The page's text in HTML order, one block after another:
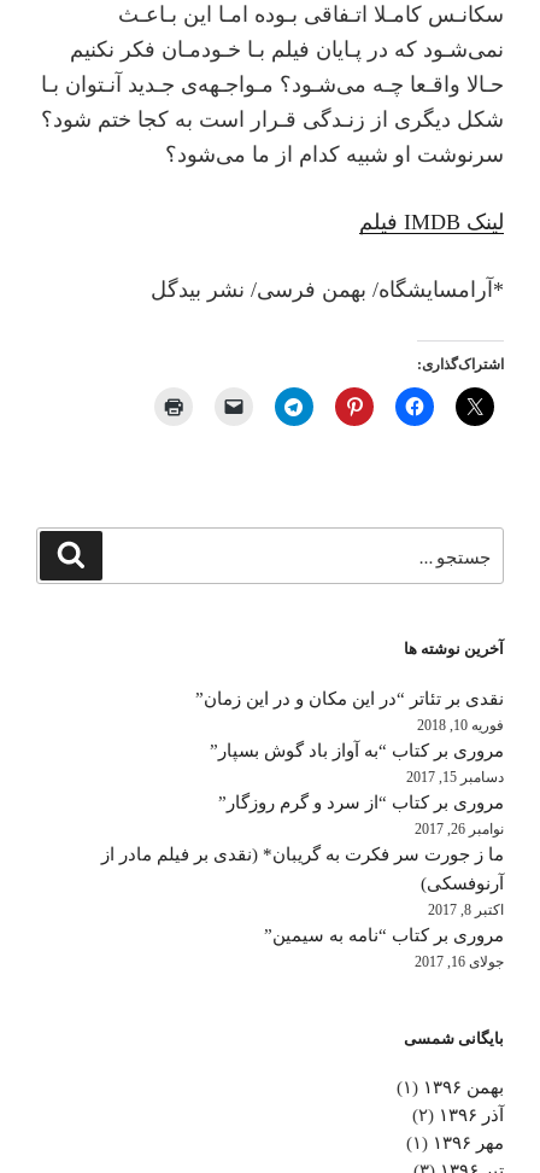
ﺳﮑﺎﻧـﺲ ﮐﺎﻣـﻼ اﺗـﻔﺎﻗﯽ ﺑـﻮده اﻣـﺎ اﯾﻦ ﺑـﺎﻋـﺚ
ﻧﻤﯽﺷـﻮد ﮐﻪ در ﭘـﺎﯾﺎن ﻓﯿﻠﻢ ﺑـﺎ ﺧـﻮدﻣـﺎن ﻓﮑﺮ ﻧﮑﻨﯿﻢ
ﺣـﺎﻻ واﻗـﻌﺎ ﭼـﻪ ﻣﯽﺷـﻮد؟ ﻣـﻮاﺟـﻬﻪی ﺟـﺪﯾﺪ آﻧـﺘﻮان ﺑـﺎ
ﺷﮑﻞ دﯾﮕﺮی از زﻧـﺪﮔﯽ ﻗـﺮار اﺳﺖ ﺑﻪ ﮐﺠﺎ ﺧﺘﻢ ﺷﻮد؟
ﺳﺮﻧﻮﺷﺖ او ﺷﺒﯿﻪ ﮐﺪام از ﻣﺎ ﻣﯽﺷﻮد؟
لینک ‌IMDB فیلم
*آراﻣﺴﺎﯾﺸﮕﺎه/ ﺑﻬﻤﻦ ﻓﺮﺳﯽ/ ﻧﺸﺮ ﺑﯿﺪﮔﻞ
اشتراک‌گذاری:
برای
جستجو
آخرین نوشته ها
نقدی بر تئاتر “در این مکان و در این زمان”
فوریه 10, 2018
مروری بر کتاب “به آواز باد گوش بسپار”
دسامبر 15, 2017
مروری بر کتاب “از سرد و گرم روزگار”
نوامبر 26, 2017
ما ز جورت سر فکرت به گریبان* (نقدی بر فیلم مادر از
آرنوفسکی)
اکتبر 8, 2017
مروری بر کتاب “نامه به سیمین”
جولای 16, 2017
بایگانی شمسی
بهمن ۱۳۹۶
(۱)
آذر ۱۳۹۶
(۲)
مهر ۱۳۹۶
(۱)